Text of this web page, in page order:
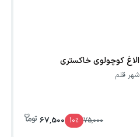
الاغ کوچولوی خاکستری
شهر قلم
75,000
10٪ 67,500